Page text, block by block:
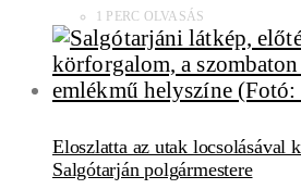
1 PERC OLVASÁS
Eloszlatta az utak locsolásával
Salgótarján polgármestere